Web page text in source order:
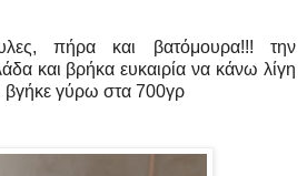
πήρα και βατόμουρα!!! την
και βρήκα ευκαιρία να κάνω λίγη
βγήκε γύρω στα 700γρ